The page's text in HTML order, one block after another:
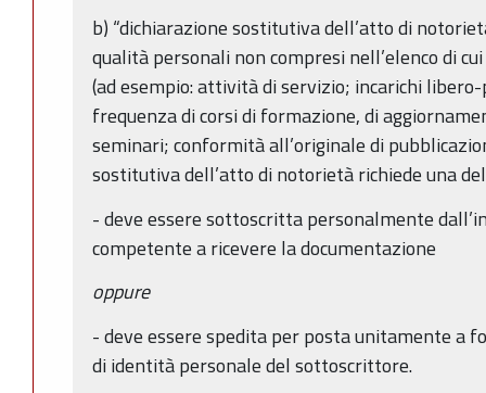
b) “dichiarazione sostitutiva dell’atto di
qualità personali non compresi nell’elenco di
(ad esempio: attività di servizio; incarichi
frequenza di corsi di formazione, di
seminari; conformità all’originale di
sostitutiva dell’atto di notorietà richiede una
- deve essere sottoscritta personalmente
competente a ricevere la documentazione
oppure
- deve essere spedita per posta unitamente a
di identità personale del sottoscrittore.